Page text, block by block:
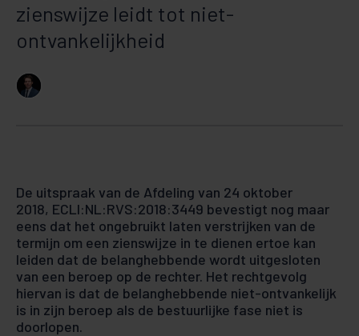
zienswijze leidt tot niet-
ontvankelijkheid
De uitspraak van de Afdeling van 24 oktober
2018, ECLI:NL:RVS:2018:3449 bevestigt nog maar
eens dat het ongebruikt laten verstrijken van de
termijn om een zienswijze in te dienen ertoe kan
leiden dat de belanghebbende wordt uitgesloten
van een beroep op de rechter. Het rechtgevolg
hiervan is dat de belanghebbende niet-ontvankelijk
is in zijn beroep als de bestuurlijke fase niet is
doorlopen.